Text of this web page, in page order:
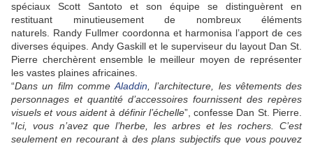
spéciaux Scott Santoto et son équipe se distinguèrent en
restituant minutieusement de nombreux éléments
naturels. Randy Fullmer coordonna et harmonisa l’apport de ces
diverses équipes. Andy Gaskill et le superviseur du layout Dan St.
Pierre cherchèrent ensemble le meilleur moyen de représenter
les vastes plaines africaines.
“Dans un film comme Aladdin , l’architecture, les vêtements des
personnages et quantité d’accessoires fournissent des repères
visuels et vous aident à définir l’échelle”, confesse Dan St. Pierre.
“Ici, vous n’avez que l’herbe, les arbres et les rochers. C’est
seulement en recourant à des plans subjectifs que vous pouvez